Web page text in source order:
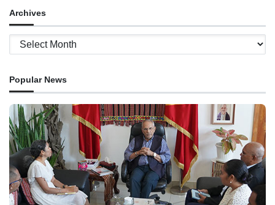
Archives
Archives
Popular News